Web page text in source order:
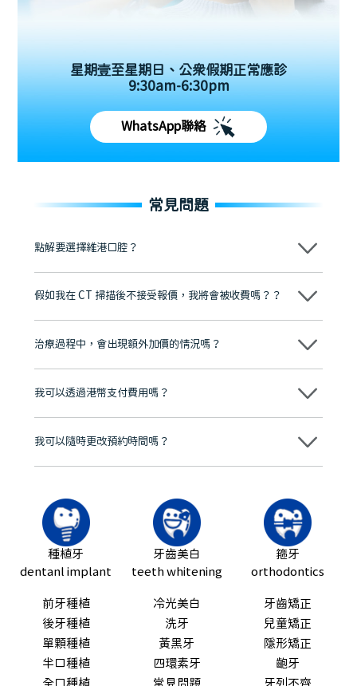
星期壹至星期日、公眾假期正常應診
9:30am-6:30pm
WhatsApp聯絡
常見問題
點解要選擇維港口腔？
維港口腔踐行「醫道濟世」的大學校訓，各分院匯聚來自香港、內地的
牌」、「2025香港企業領袖品牌」，是諾貝爾種植系統全球放心植牙中
至今已服務超過三十個國家和地區的顧客，受到粵港澳大灣區及周邊城
市市民極高的口碑評價及信任推薦 珠海、深圳設有八大分院，香港亦設
有咨詢及服務保障中心，有任何問題都可以隨時預約免費咨詢，讓人十
假如我在 CT 掃描後不接受報價，我將會被收費嗎？？
不會！只要未開始實際服務之前，你不會被收取任何費用。
治療過程中，會出現額外加價的情況嗎？
不會，治療前我們會詳細說明治療方案及對應的價錢，顧客同意並簽字
我可以透過港幣支付費用嗎？
可以。維港口腔會按照當日匯率轉算收取費用，而匯率會及時告知客人
我可以隨時更改預約時間嗎？
可以，請盡早通過wechat或whatsapp聯絡我們，告知我們你原本預約
種植牙
dentanl implant
前牙種植
後牙種植
單顆種植
半口種植
牙齒美白
teeth whitening
冷光美白
洗牙
黃黑牙
四環素牙
箍牙
orthodontics
牙齒矯正
兒童矯正
隱形矯正
齙牙